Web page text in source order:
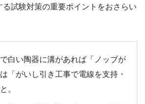
る試験対策の重要ポイントをおさらい
白い陶器に溝があれば「ノッブが
「がいし引き工事で電線を支持・
。